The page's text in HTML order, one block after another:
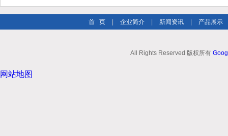
首 页 企业简介 新闻资讯 产品展示
All Rights Reserved 版权所有
网站地图